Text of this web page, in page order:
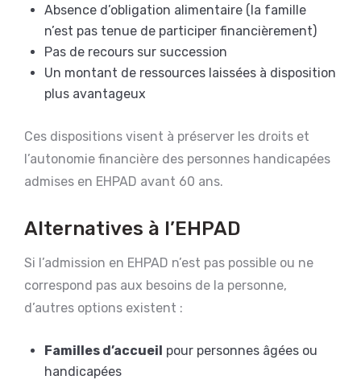
Absence d’obligation alimentaire (la famille
n’est pas tenue de participer financièrement)
Pas de recours sur succession
Un montant de ressources laissées à disposition
plus avantageux
Ces dispositions visent à préserver les droits et
l’autonomie financière des personnes handicapées
admises en EHPAD avant 60 ans.
Alternatives à l’EHPAD
Si l’admission en EHPAD n’est pas possible ou ne
correspond pas aux besoins de la personne,
d’autres options existent :
Familles d’accueil pour personnes âgées ou
handicapées